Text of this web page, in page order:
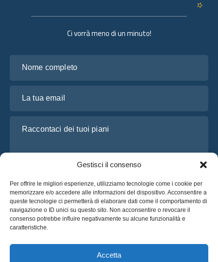
Gestisci il consenso
Per offrire le migliori esperienze, utilizziamo tecnologie come i cookie per
memorizzare e/o accedere alle informazioni del dispositivo. Acconsentire a
queste tecnologie ci permetterà di elaborare dati come il comportamento di
navigazione o ID unici su questo sito. Non acconsentire o revocare il
consenso potrebbe influire negativamente su alcune funzionalità e
caratteristiche.
Accetta
Ci vorrà meno di un minuto!
Ho letto e accetto l’Informativa sulla privacydi OsaBus
Richiedi un preventivo
Richiedi un preventivo